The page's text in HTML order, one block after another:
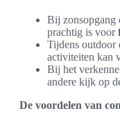
Bij zonsopgang
prachtig is voor
Tijdens outdoor
activiteiten kan
Bij het
andere kijk op
De voordelen van